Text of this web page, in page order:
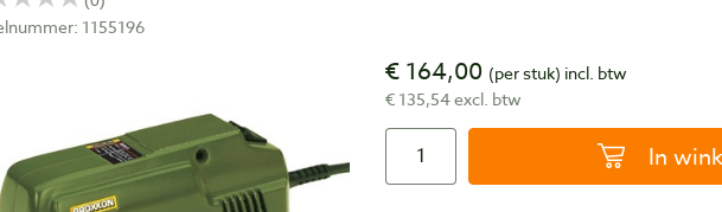
1155196
€ 164,00 (per stuk) incl. btw
€ 135,54 excl. btw
In